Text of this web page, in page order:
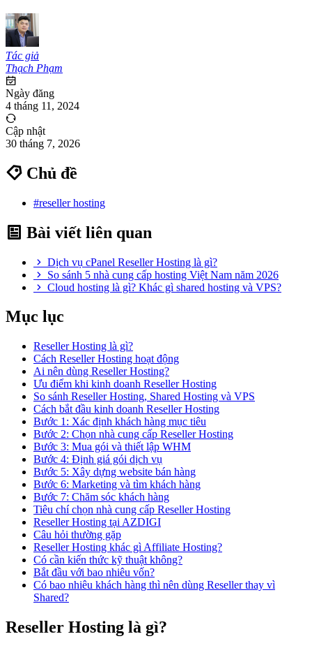
Tác giả
Thạch Phạm
Ngày đăng
4 tháng 11, 2024
Cập nhật
30 tháng 7, 2026
Chủ đề
#reseller hosting
Bài viết liên quan
Dịch vụ cPanel Reseller Hosting là gì?
So sánh 5 nhà cung cấp hosting Việt Nam năm 2026
Cloud hosting là gì? Khác gì shared hosting và VPS?
Mục lục
Reseller Hosting là gì?
Cách Reseller Hosting hoạt động
Ai nên dùng Reseller Hosting?
Ưu điểm khi kinh doanh Reseller Hosting
So sánh Reseller Hosting, Shared Hosting và VPS
Cách bắt đầu kinh doanh Reseller Hosting
Bước 1: Xác định khách hàng mục tiêu
Bước 2: Chọn nhà cung cấp Reseller Hosting
Bước 3: Mua gói và thiết lập WHM
Bước 4: Định giá gói dịch vụ
Bước 5: Xây dựng website bán hàng
Bước 6: Marketing và tìm khách hàng
Bước 7: Chăm sóc khách hàng
Tiêu chí chọn nhà cung cấp Reseller Hosting
Reseller Hosting tại AZDIGI
Câu hỏi thường gặp
Reseller Hosting khác gì Affiliate Hosting?
Có cần kiến thức kỹ thuật không?
Bắt đầu với bao nhiêu vốn?
Có bao nhiêu khách hàng thì nên dùng Reseller thay vì
Shared?
Reseller Hosting là gì?